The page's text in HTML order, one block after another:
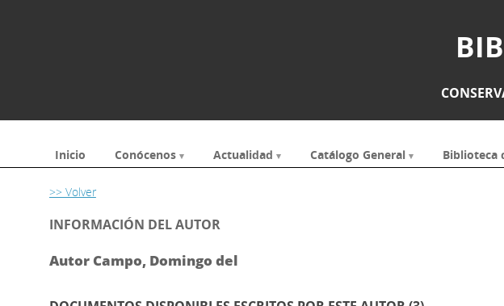
Inicio Conócenos Actualidad Catálogo General Biblioteca
>> Volver
INFORMACIÓN DEL AUTOR
Autor Campo, Domingo del